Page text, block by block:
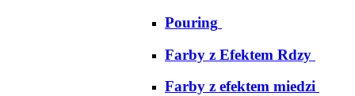
Pouring
Farby z Efektem Rdzy
Farby z efektem miedzi